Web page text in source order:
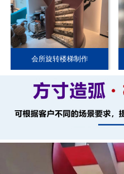
会所旋转楼梯制作